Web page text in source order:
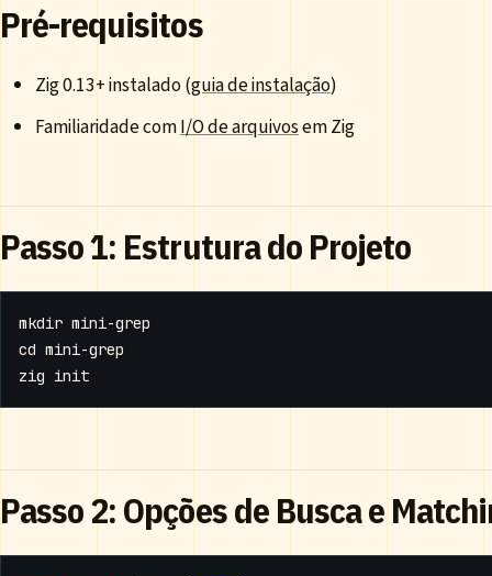
Pré-requisitos
Zig 0.13+ instalado (guia de instalação)
Familiaridade comI/O de arquivosem Zig
Passo 1: Estrutura do Projeto
cd
Passo 2: Opções de Busca e